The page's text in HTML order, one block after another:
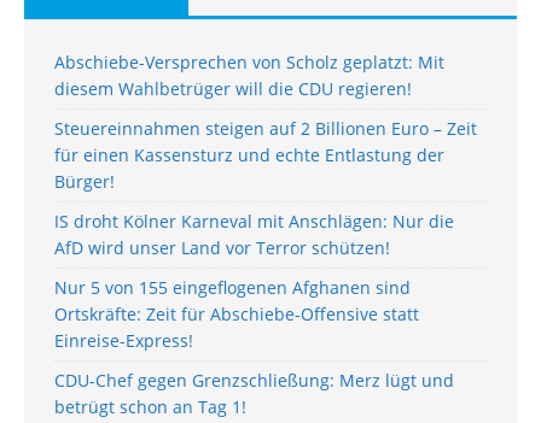
Abschiebe-Versprechen von Scholz geplatzt: Mit
diesem Wahlbetrüger will die CDU regieren!
Steuereinnahmen steigen auf 2 Billionen Euro – Zeit
für einen Kassensturz und echte Entlastung der
Bürger!
IS droht Kölner Karneval mit Anschlägen: Nur die
AfD wird unser Land vor Terror schützen!
Nur 5 von 155 eingeflogenen Afghanen sind
Ortskräfte: Zeit für Abschiebe-Offensive statt
Einreise-Express!
CDU-Chef gegen Grenzschließung: Merz lügt und
betrügt schon an Tag 1!